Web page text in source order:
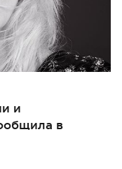
и
в